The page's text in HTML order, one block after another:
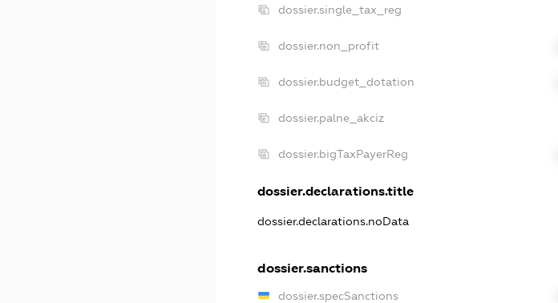
dossier.single_tax_reg
dossier.non_profit
dossier.budget_dotation
dossier.palne_akciz
dossier.bigTaxPayerReg
dossier.declarations.title
dossier.declarations.noData
dossier.sanctions
dossier.specSanctions